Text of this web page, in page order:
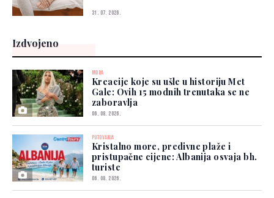
31. 07. 2026.
Izdvojeno
MODA
Kreacije koje su ušle u historiju Met
Gale: Ovih 15 modnih trenutaka se ne
zaboravlja
06. 08. 2026.
PUTOVANJA
Kristalno more, predivne plaže i
pristupačne cijene: Albanija osvaja bh.
turiste
06. 08. 2026.